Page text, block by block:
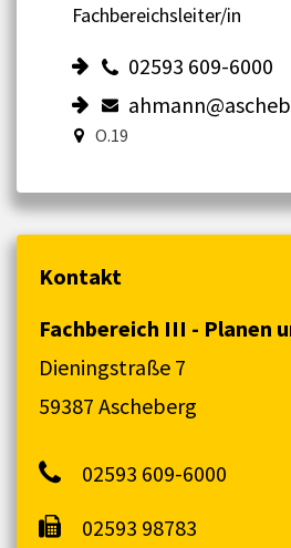
Fachbereichsleiter/in
02593 609-6000
O.19
Kontakt
Fachbereich III - Planen
Dieningstraße 7
59387 Ascheberg
02593 609-6000
02593 98783